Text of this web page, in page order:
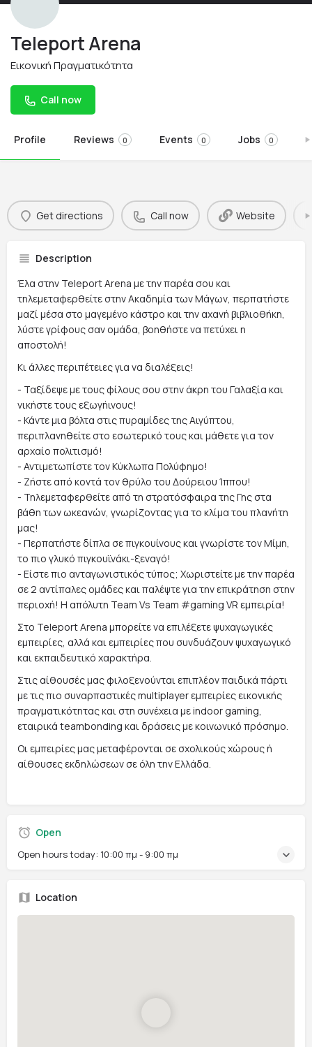
Teleport Arena
Εικονική Πραγματικότητα
Call now
Profile Reviews 0 Events 0 Jobs 0
Get directions Call now Website
Description
Έλα στην Teleport Arena με την παρέα σου και
τηλεμεταφερθείτε στην Ακαδημία των Μάγων, περπατήστε
μαζί μέσα στο μαγεμένο κάστρο και την αχανή βιβλιοθήκη,
λύστε γρίφους σαν ομάδα, βοηθήστε να πετύχει η
αποστολή!
Κι άλλες περιπέτειες για να διαλέξεις!
- Ταξίδεψε με τους φίλους σου στην άκρη του Γαλαξία και
νικήστε τους εξωγήινους!
- Κάντε μια βόλτα στις πυραμίδες της Αιγύπτου,
περιπλανηθείτε στο εσωτερικό τους και μάθετε για τον
αρχαίο πολιτισμό!
- Αντιμετωπίστε τον Κύκλωπα Πολύφημο!
- Ζήστε από κοντά τον θρύλο του Δούρειου Ίππου!
- Τηλεμεταφερθείτε από τη στρατόσφαιρα της Γης στα
βάθη των ωκεανών, γνωρίζοντας για το κλίμα του πλανήτη
μας!
- Περπατήστε δίπλα σε πιγκουίνους και γνωρίστε τον Μίμη,
το πιο γλυκό πιγκουϊνάκι-ξεναγό!
- Είστε πιο ανταγωνιστικός τύπος; Χωριστείτε με την παρέα
σε 2 αντίπαλες ομάδες και παλέψτε για την επικράτηση στην
περιοχή! Η απόλυτη Team Vs Team #gaming VR εμπειρία!
Στο Teleport Arena μπορείτε να επιλέξετε ψυχαγωγικές
εμπειρίες, αλλά και εμπειρίες που συνδυάζουν ψυχαγωγικό
και εκπαιδευτικό χαρακτήρα.
Στις αίθουσές μας φιλοξενούνται επιπλέον παιδικά πάρτι
με τις πιο συναρπαστικές multiplayer εμπειρίες εικονικής
πραγματικότητας και στη συνέχεια με indoor gaming,
εταιρικά teambonding και δράσεις με κοινωνικό πρόσημο.
Οι εμπειρίες μας μεταφέρονται σε σχολικούς χώρους ή
αίθουσες εκδηλώσεων σε όλη την Ελλάδα.
Open
Open hours today: 10:00 πμ - 9:00 πμ
Location